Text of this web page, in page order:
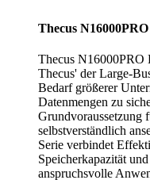
Thecus N16000PRO
Thecus N16000PRO
Thecus' der Large-
Bedarf größerer
Datenmengen zu
Grundvoraussetzung
selbstverständlich
Serie verbindet
Speicherkapazität
anspruchsvolle